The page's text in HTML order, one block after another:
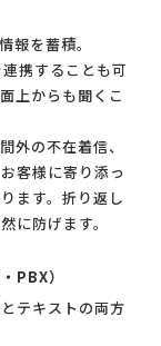
報を蓄積。
携することも可
上からも聞くこ
外の不在着信、
客様に寄り添っ
ます。折り返し
に防げます。
PBX）
テキストの両方